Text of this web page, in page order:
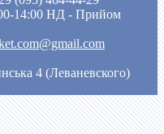
14:00 НД - Прийом
4 (Леваневского)